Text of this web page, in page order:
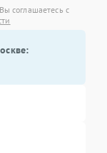
соглашаетесь с